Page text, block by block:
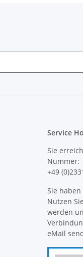
Service
Sie
Nummer:
+49
Sie haben
Nutzen
werden
eMail